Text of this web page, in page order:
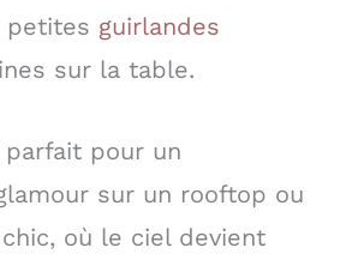
petites guirlandes
sur la table.
pour un
sur un rooftop ou
où le ciel devient